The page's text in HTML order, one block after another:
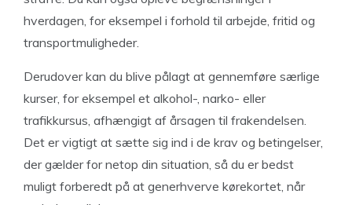
hverdagen, for eksempel i forhold til arbejde, fritid og
transportmuligheder.
Derudover kan du blive pålagt at gennemføre særlige
kurser, for eksempel et alkohol-, narko- eller
trafikkursus, afhængigt af årsagen til frakendelsen.
Det er vigtigt at sætte sig ind i de krav og betingelser,
der gælder for netop din situation, så du er bedst
muligt forberedt på at generhverve kørekortet, når